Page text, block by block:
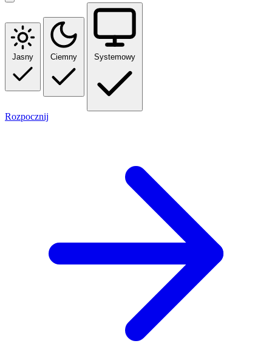
Jasny Ciemny Systemowy
Rozpocznij